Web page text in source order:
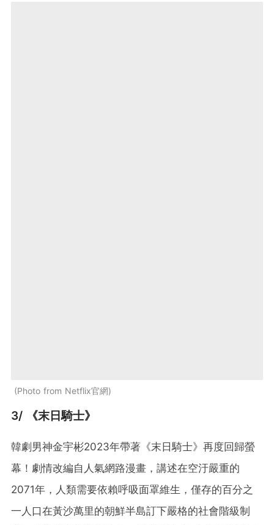
Photo from Netflix官網
3/ 《末日騎士》
韓劇男神金宇彬2023年帶著《末日騎士》再度回歸螢
幕！劇情改編自人氣網路漫畫，講述在空汙嚴重的
2071年，人類需要依賴呼吸面罩維生，僅存的百分之
一人口在黃沙萬里的朝鮮半島訂下嚴格的社會階級制